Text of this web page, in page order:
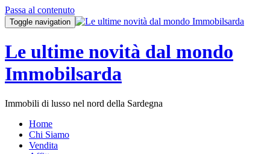
Passa al contenuto
Toggle navigation
Le ultime novità dal mondo
Immobilsarda
Immobili di lusso nel nord della Sardegna
Home
Chi Siamo
Vendita